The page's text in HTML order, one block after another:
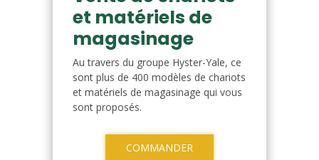
et matériels de
magasinage
Au travers du groupe Hyster-Yale, ce
sont plus de 400 modèles de chariots
et matériels de magasinage qui vous
sont proposés.
COMMANDER